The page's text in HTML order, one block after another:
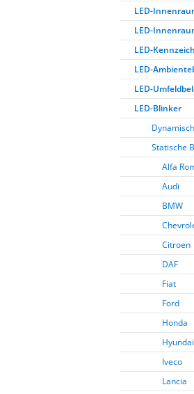
LED-
LED-
LED-
LED-
LED-
LED-Blinker
Statische
Alfa
Audi
BMW
Citroen
DAF
Fiat
Ford
Honda
Hyundai
Iveco
Lancia